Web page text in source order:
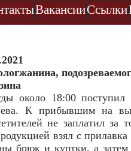
ВакансииСсылки
около 18:00
К прибывшим на
не заплатил за
взял с
брюк и куртки, а